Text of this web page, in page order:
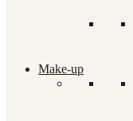
Make-up